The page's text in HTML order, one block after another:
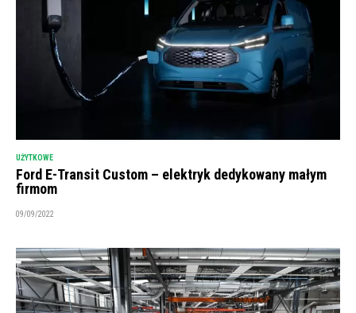
UŻYTKOWE
Ford E-Transit Custom – elektryk dedykowany małym
firmom
09/09/2022